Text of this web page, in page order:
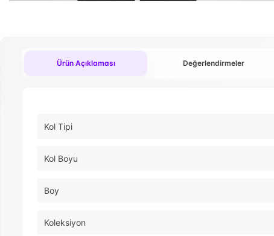
Ürün Açıklaması Değerlendirmeler
Kol Tipi
Kol Boyu
Boy
Koleksiyon